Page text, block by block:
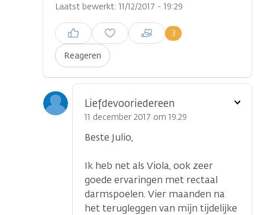
Laatst bewerkt: 11/12/2017 - 19:29
Reageren
3
Inloggen om een reactie te
plaatsen
Liefdevooriedereen
11 december 2017 om 19.29
Beste Julio,
Ik heb net als Viola, ook zeer
goede ervaringen met rectaal
darmspoelen. Vier maanden na
het terugleggen van mijn tijdelijke
Toon